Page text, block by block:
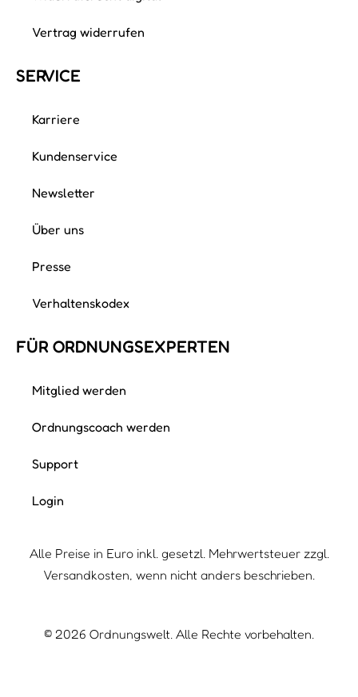
Vertrag widerrufen
SERVICE
Karriere
Kundenservice
Newsletter
Über uns
Presse
Verhaltenskodex
FÜR ORDNUNGS­EXPERTEN
Mitglied werden
Ordnungscoach werden
Support
Login
Alle Preise in Euro inkl. gesetzl. Mehrwertsteuer zzgl.
Versandkosten, wenn nicht anders beschrieben.
© 2026 Ordnungswelt. Alle Rechte vorbehalten.